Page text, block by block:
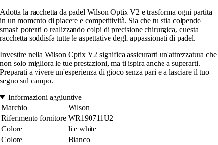
Adotta la racchetta da padel Wilson Optix V2 e trasforma ogni partita
in un momento di piacere e competitività. Sia che tu stia colpendo
smash potenti o realizzando colpi di precisione chirurgica, questa
racchetta soddisfa tutte le aspettative degli appassionati di padel.
Investire nella Wilson Optix V2 significa assicurarti un'attrezzatura che
non solo migliora le tue prestazioni, ma ti ispira anche a superarti.
Preparati a vivere un'esperienza di gioco senza pari e a lasciare il tuo
segno sul campo.
Informazioni aggiuntive
Marchio
Wilson
Riferimento fornitore WR190711U2
Colore
lite white
Colore
Bianco